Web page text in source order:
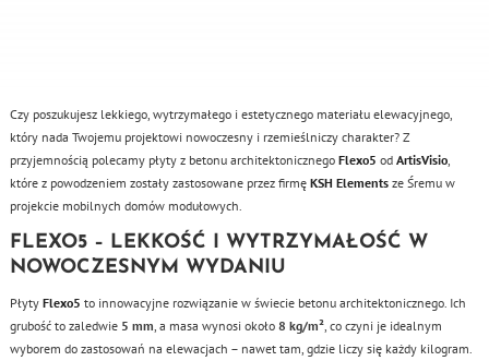
Czy poszukujesz lekkiego, wytrzymałego i estetycznego materiału elewacyjnego,
który nada Twojemu projektowi nowoczesny i rzemieślniczy charakter? Z
przyjemnością polecamy płyty z betonu architektonicznego Flexo5 od ArtisVisio,
które z powodzeniem zostały zastosowane przez firmę KSH Elementsze Śremu w
projekcie mobilnych domów modułowych.
FLEXO5 – LEKKOŚĆ I WYTRZYMAŁOŚĆ W
NOWOCZESNYM WYDANIU
Płyty Flexo5 to innowacyjne rozwiązanie w świecie betonu architektonicznego. Ich
grubość to zaledwie 5 mm, a masa wynosi około 8 kg/m², co czyni je idealnym
wyborem do zastosowań na elewacjach – nawet tam, gdzie liczy się każdy kilogram.